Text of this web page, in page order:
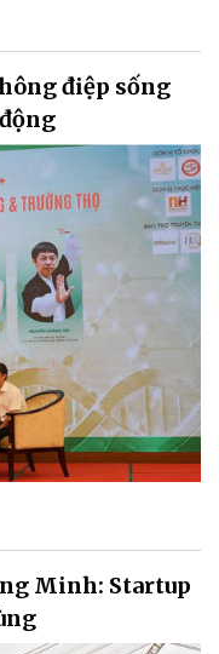
điệp sống
Minh: Startup